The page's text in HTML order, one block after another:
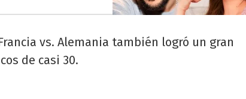
vs. Alemania también logró un gran
de casi 30.